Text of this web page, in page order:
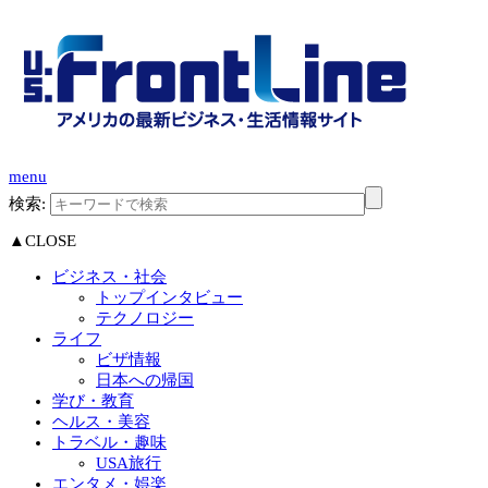
menu
検索:
▲CLOSE
ビジネス・社会
トップインタビュー
テクノロジー
ライフ
ビザ情報
日本への帰国
学び・教育
ヘルス・美容
トラベル・趣味
USA旅行
エンタメ・娯楽